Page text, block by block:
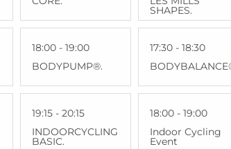
18:00 - 19:00
BODYPUMP®.
19:15 - 20:15
INDOORCYCLING
BASIC.
SHAPES.
17:30 - 18:30
18:00 - 19:00
Indoor Cycling
Event